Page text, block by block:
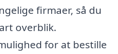
firmaer, så du
overblik.
for at bestille